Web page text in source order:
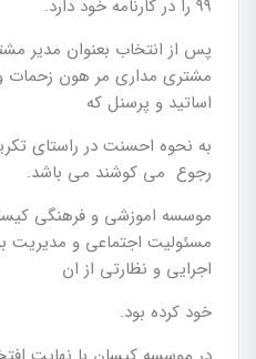
99 را در کارنامه خود دارد.
پس از انتخاب بعنوان مدیر
مشتری مداری مر هون زحمات
اساتید و پرسنل که
به نحوه احسنت در راستای
رجوع می کوشند می باشد.
موسسه اموزشی و فرهنگی
اجرایی و نظارتی از ان
خود کرده بود.